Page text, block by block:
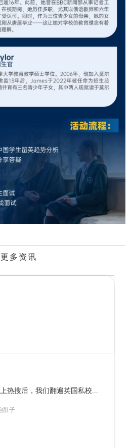
更多资讯
坐拥世界级城堡建筑，这所百年私校如何成为“中学版牛剑”？